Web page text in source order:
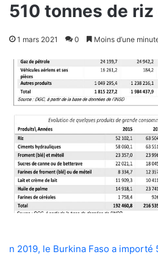
510 tonnes de riz
1 mars 2021 0 Moins d’une
n 2019, le Burkina Faso a